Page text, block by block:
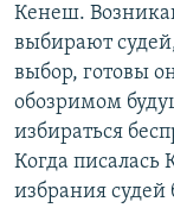
Кенеш.
выбирают
выбор, готовы
обозримом
избираться
Когда писалась
избрания судей